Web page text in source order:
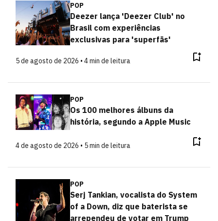
POP
Deezer lança 'Deezer Club' no
Brasil com experiências
exclusivas para 'superfãs'
5 de agosto de 2026 • 4 min de leitura
POP
Os 100 melhores álbuns da
história, segundo a Apple Music
4 de agosto de 2026 • 5 min de leitura
POP
Serj Tankian, vocalista do System
of a Down, diz que baterista se
arrependeu de votar em Trump